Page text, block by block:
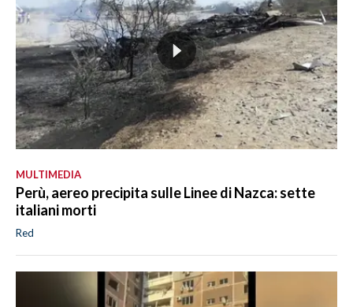
MULTIMEDIA
Perù, aereo precipita sulle Linee di Nazca: sette
italiani morti
Red